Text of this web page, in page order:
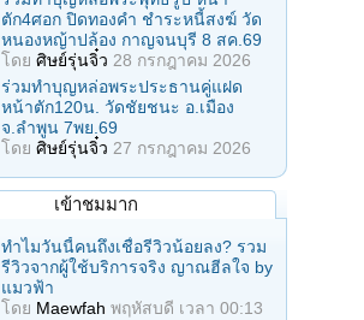
ตัก4ศอก ปิดทองคํา ชําระหนี้สงฆ์ วัด
หนองหญ้าปล้อง กาญจนบุรี 8 สค.69
โดย ศิษย์รุ่นจิ๋ว 28 กรกฎาคม 2026
ร่วมทําบุญหล่อพระประธานคู่แฝด
หน้าตัก120น. วัดชัยชนะ อ.เมือง
จ.ลำพูน 7พย.69
โดย ศิษย์รุ่นจิ๋ว 27 กรกฎาคม 2026
เข้าชมมาก
ทำไมวันนี้คนถึงเชื่อรีวิวน้อยลง? รวม
รีวิวจากผู้ใช้บริการจริง ญาณฮีลใจ by
แมวฟ้า
โดย Maewfah พฤหัสบดี เวลา 00:13